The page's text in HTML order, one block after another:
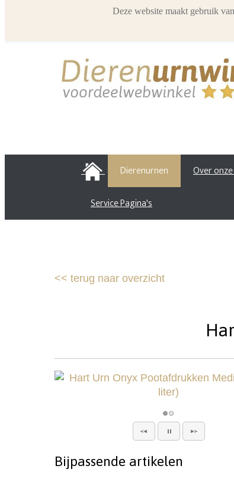
HOME Dierenurnen Over
Service Pagina's
<< terug naar overzicht
Bijpassende artikelen
Deze website maakt gebruik